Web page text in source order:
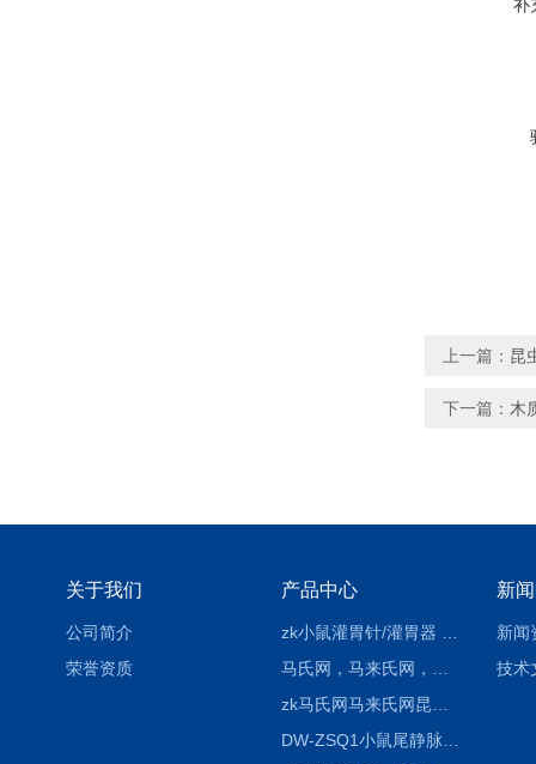
补
上一篇： 昆
下一篇： 木
关于我们
公司简介
荣誉资质
产品中心 新
新闻
技术